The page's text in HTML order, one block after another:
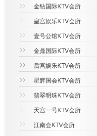
金钻国际KTV会所
皇宫娱乐KTV会所
壹号公馆KTV会所
金鼎国际KTV会所
后宫娱乐KTV会所
星辉国会KTV会所
翡翠明珠KTV会所
天宫一号KTV会所
江南会KTV会所